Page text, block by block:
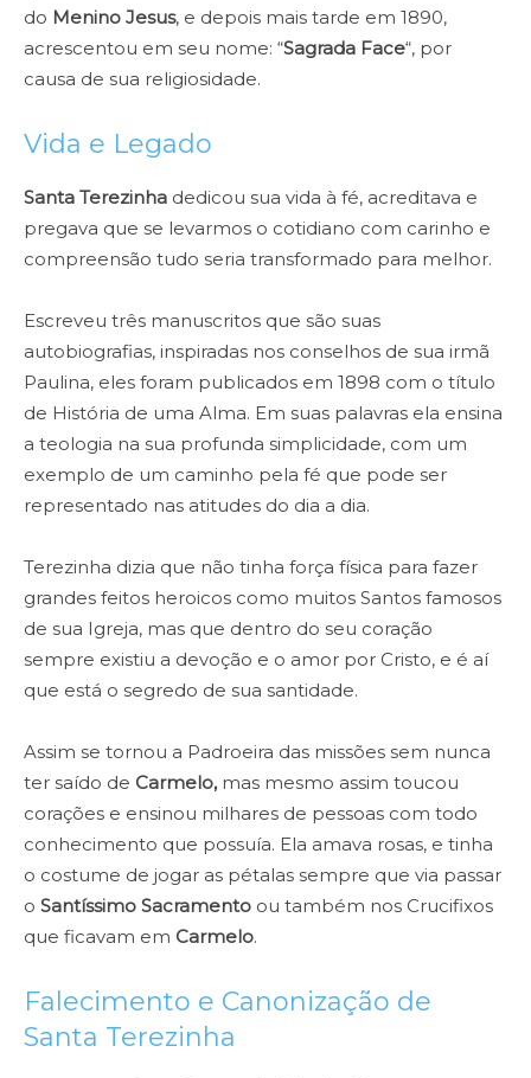
do Menino Jesus, e depois mais tarde em 1890,
acrescentou em seu nome: “Sagrada Face“, por
causa de sua religiosidade.
Vida e Legado
Santa Terezinha dedicou sua vida à fé, acreditava e
pregava que se levarmos o cotidiano com carinho e
compreensão tudo seria transformado para melhor.
Escreveu três manuscritos que são suas
autobiografias, inspiradas nos conselhos de sua irmã
Paulina, eles foram publicados em 1898 com o título
de História de uma Alma. Em suas palavras ela ensina
a teologia na sua profunda simplicidade, com um
exemplo de um caminho pela fé que pode ser
representado nas atitudes do dia a dia.
Terezinha dizia que não tinha força física para fazer
grandes feitos heroicos como muitos Santos famosos
de sua Igreja, mas que dentro do seu coração
sempre existiu a devoção e o amor por Cristo, e é aí
que está o segredo de sua santidade.
Assim se tornou a Padroeira das missões sem nunca
ter saído de Carmelo, mas mesmo assim toucou
corações e ensinou milhares de pessoas com todo
conhecimento que possuía. Ela amava rosas, e tinha
o costume de jogar as pétalas sempre que via passar
o Santíssimo Sacramento ou também nos Crucifixos
que ficavam em Carmelo.
Falecimento e Canonização de
Santa Terezinha